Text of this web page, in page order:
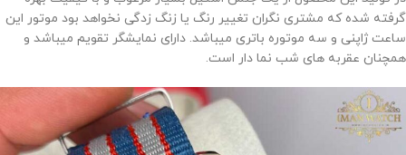
گرفته شده که مشتری نگران تغییر رنگ یا زنگ زدگی نخواهد بود موتور این
ساعت ژاپنی و سه موتوره باتری میباشد. دارای نمایشگر تقویم میباشد و
همچنان عقربه های شب نما دار است.